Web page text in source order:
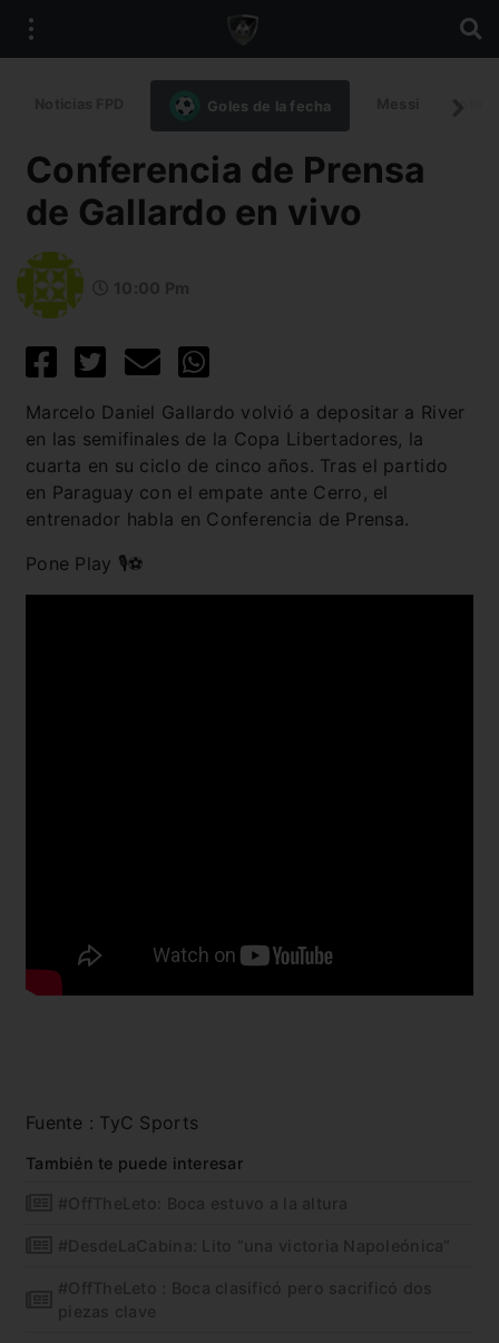
Goles de la fecha
Conferencia de Prensa
de Gallardo en vivo
Marcelo Daniel Gallardo volvió a depositar a River
en las semifinales de la Copa Libertadores, la
cuarta en su ciclo de cinco años. Tras el partido
en Paraguay con el empate ante Cerro, el
entrenador habla en Conferencia de Prensa.
Pone Play 🎙️⚽
Fuente : TyC Sports
También te puede interesar
#OffTheLeto: Boca estuvo a la altura
#DesdeLaCabina: Lito “una victoria Napoleónica”
#OffTheLeto : Boca clasificó pero sacrificó dos
piezas clave